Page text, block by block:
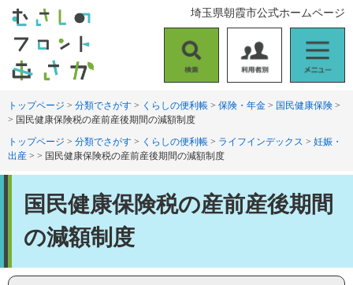
す
し
本
文
索
用
者
ニ
ュ
埼玉県朝霞市公式ホームページ
トップページ > 分類でさがす > くらしの便利帳 > 保険・年金 > 国民健康保険 >
> 国民健康保険税の産前産後期間の減額制度
トップページ > 分類でさがす > くらしの便利帳 > ライフインデックス > 妊娠・
出産 > > 国民健康保険税の産前産後期間の減額制度
国民健康保険税の産前産後期間
の減額制度